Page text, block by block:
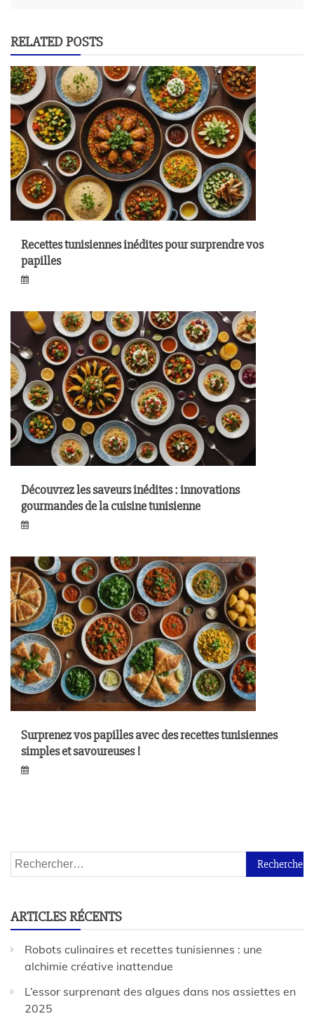
RELATED POSTS
Recettes tunisiennes inédites pour surprendre vos
papilles
Découvrez les saveurs inédites : innovations
gourmandes de la cuisine tunisienne
Surprenez vos papilles avec des recettes tunisiennes
simples et savoureuses !
ARTICLES RÉCENTS
Robots culinaires et recettes tunisiennes : une
alchimie créative inattendue
L’essor surprenant des algues dans nos assiettes en
2025